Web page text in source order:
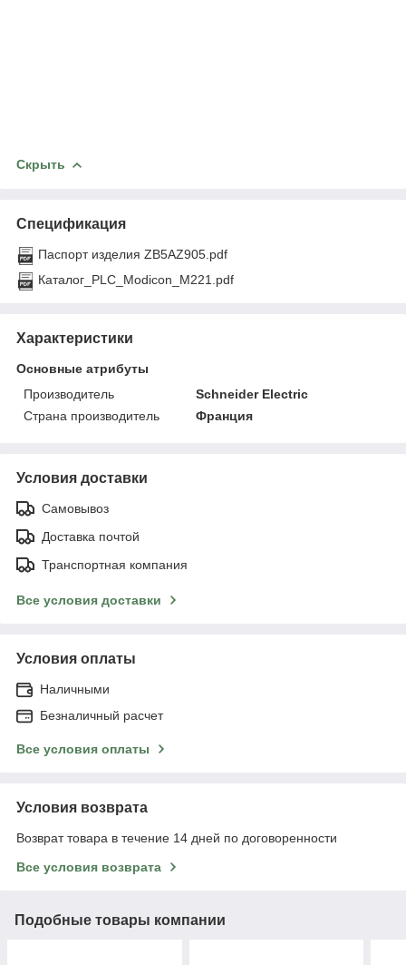
Скрыть
Спецификация
Паспорт изделия ZB5AZ905.pdf
Каталог_PLC_Modicon_M221.pdf
Характеристики
Основные атрибуты
Производитель
Schneider Electric
Страна производитель
Франция
Условия доставки
Самовывоз
Доставка почтой
Транспортная компания
Все условия доставки
Условия оплаты
Наличными
Безналичный расчет
Все условия оплаты
Условия возврата
Возврат товара в течение 14 дней по договоренности
Все условия возврата
Подобные товары компании